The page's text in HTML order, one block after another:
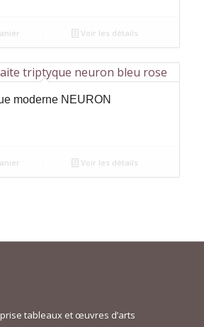
Voir les détails
moderne NEURON
Voir les détails
tableaux et œuvres d’arts